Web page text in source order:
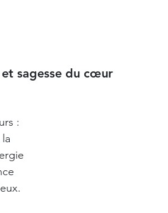
et sagesse du cœur
: